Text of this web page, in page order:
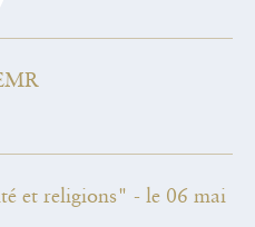
et religions" - le 06 mai